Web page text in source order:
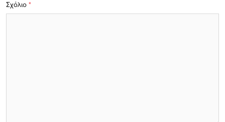
Σχόλιο *